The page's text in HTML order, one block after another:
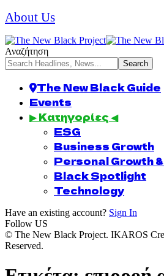
About Us
Αναζήτηση
The New Black Guide
Events
▶ Κατηγορίες ◀
ESG
Business Growth
Personal Growth
Black Spotlight
Technology
Have an existing account? Sign In
Follow US
© The New Black Project. IKAROS
Reserved.